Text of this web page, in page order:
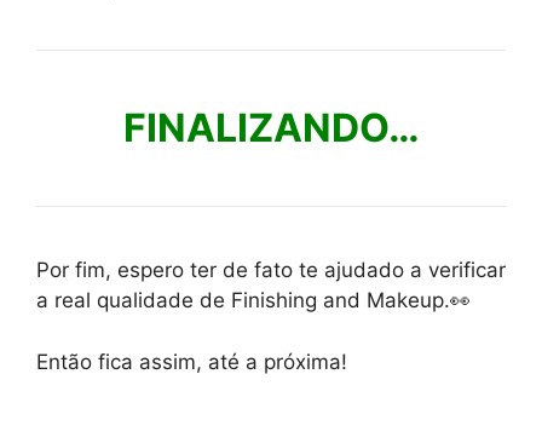
FINALIZANDO…
Por fim, espero ter de fato te ajudado a verificar
a real qualidade de Finishing and Makeup.👀
Então fica assim, até a próxima!